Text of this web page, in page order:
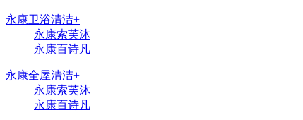
永康卫浴清洁+
永康索芙沐
永康百诗凡
永康全屋清洁+
永康索芙沐
永康百诗凡